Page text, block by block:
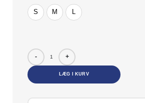
S M L
- +
LÆG I KURV